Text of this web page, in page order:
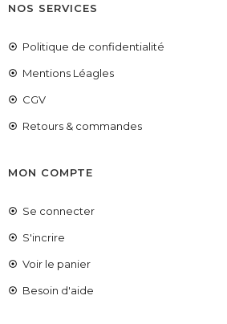
NOS SERVICES
Politique de confidentialité
Mentions Léagles
CGV
Retours & commandes
MON COMPTE
Se connecter
S'incrire
Voir le panier
Besoin d'aide
COUPONX2114674616